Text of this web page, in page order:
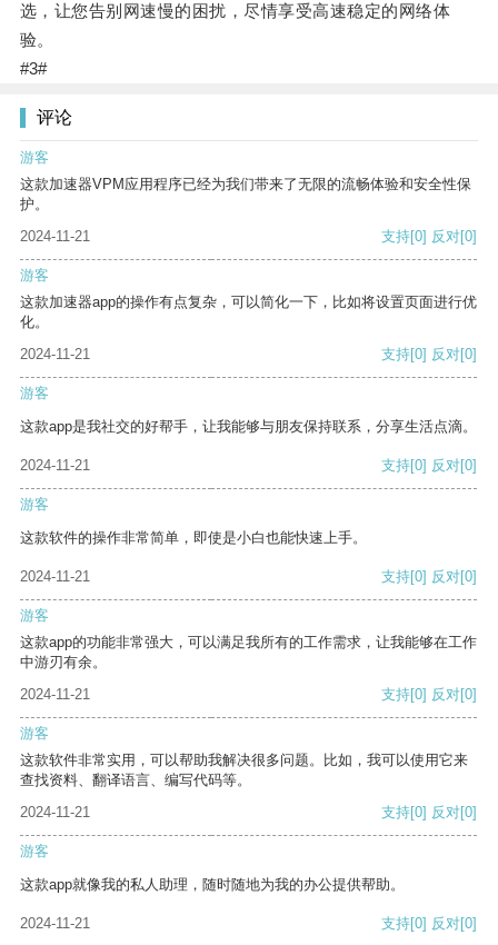
选，让您告别网速慢的困扰，尽情享受高速稳定的网络体
验。
#3#
评论
游客
这款加速器VPM应用程序已经为我们带来了无限的流畅体验和安全性保
护。
2024-11-21
支持[0] 反对[0]
游客
这款加速器app的操作有点复杂，可以简化一下，比如将设置页面进行优
化。
2024-11-21
支持[0] 反对[0]
游客
这款app是我社交的好帮手，让我能够与朋友保持联系，分享生活点滴。
2024-11-21 支持[0] 反对[0]
游客
这款软件的操作非常简单，即使是小白也能快速上手。
2024-11-21 支持[0] 反对[0]
游客
这款app的功能非常强大，可以满足我所有的工作需求，让我能够在工作
中游刃有余。
2024-11-21
支持[0] 反对[0]
游客
这款软件非常实用，可以帮助我解决很多问题。比如，我可以使用它来
查找资料、翻译语言、编写代码等。
2024-11-21
支持[0] 反对[0]
游客
这款app就像我的私人助理，随时随地为我的办公提供帮助。
2024-11-21 支持[0] 反对[0]